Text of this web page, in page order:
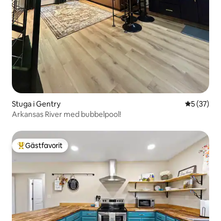
Stuga i Gentry 5 av 5 i
5 (37)
Arkansas River med bubbelpool!
Populär gästfavorit
Gästfavorit